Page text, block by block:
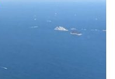
400
കഴിയുന്ന ഈ
വിമാനങ്ങളെ 150